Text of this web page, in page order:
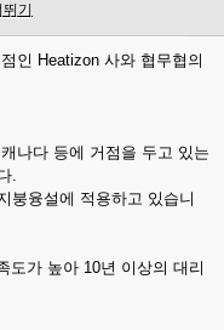
기
인 Heatizon 사와 협무협의
나다 등에 거점을 두고 있는
.
붕융설에 적용하고 있습니
도가 높아 10년 이상의 대리